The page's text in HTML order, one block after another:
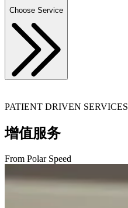
Choose Service
PATIENT DRIVEN SERVICES
增值服务
From Polar Speed